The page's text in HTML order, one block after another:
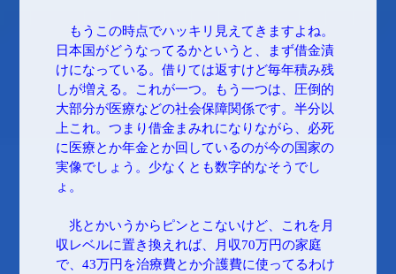
もうこの時点でハッキリ見えてきますよね。
日本国がどうなってるかというと、まず借金漬
けになっている。借りては返すけど毎年積み残
しが増える。これが一つ。もう一つは、圧倒的
大部分が医療などの社会保障関係です。半分以
上これ。つまり借金まみれになりながら、必死
に医療とか年金とか回しているのが今の国家の
実像でしょう。少なくとも数字的なそうでし
ょ。
兆とかいうからピンとこないけど、これを月
収レベルに置き換えれば、月収70万円の家庭
で、43万円を治療費とか介護費に使ってるわけ